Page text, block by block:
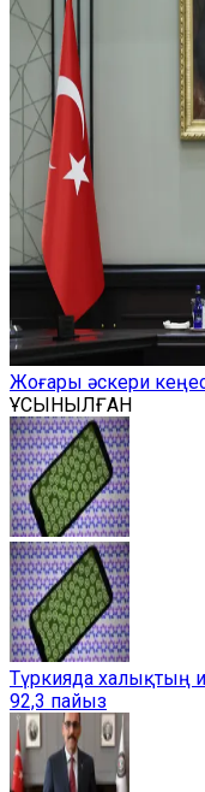
Жоғары әскери
ҰСЫНЫЛҒАН
Түркияда халықтың
92,3 пайыз